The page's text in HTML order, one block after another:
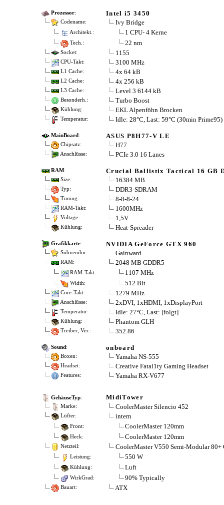
Prozessor: Intel i5 3450
Codename: Ivy Bridge
Architekt.: 1 CPU- 4 Kerne
Tech.: 22 nm
Socket: 1155
CPU-Takt: 3100 MHz
L1 Cache: 4x 64 kB
L2 Cache: 4x 256 kB
L3 Cache: Level 3 6144 kB
Besonderh.: Turbo Boost
Kühlung: EKL Alpenföhn Brocken
Temperatur: Idle: 28°C, Last: 59°C (30min Prime95)
MainBoard: ASUS P8H77-V LE
Chipsatz: H77
Anschlüsse: PCIe 3.0 16 Lanes
RAM: Crucial Ballistix Tactical 16 GB
Size: 16384 MB
Typ: DDR3-SDRAM
Timing: 8-8-8-24
RAM-Takt: 1600MHz
Voltage: 1,5V
Kühlung: Heat-Spreader
Grafikkarte: NVIDIA GeForce GTX 960
Subvendor: Gainward
RAM: 2048 MB GDDR5
RAM-Takt: 1107 MHz
Width: 512 Bit
Core-Takt: 1279 MHz
Anschlüsse: 2xDVI, 1xHDMI, 1xDisplayPort
Temperatur: Idle: 27°C, Last: [folgt]
Kühlung: Phantom GLH
Treiber, Ver.: 352.86
Sound: onboard
Boxen: Yamaha NS-555
Headset: Creative Fatal1ty Gaming Headset
Features: Yamaha RX-V677
GehäuseTyp: MidiTower
Marke: CoolerMaster Silencio 452
Lüfter: intern
Front: CoolerMaster 120mm
Heck: CoolerMaster 120mm
Netzteil: CoolerMaster V550 Semi-Modular 80+
Leistung: 550 W
Kühlung: Luft
WirkGrad: 90% Typically
Bauart: ATX